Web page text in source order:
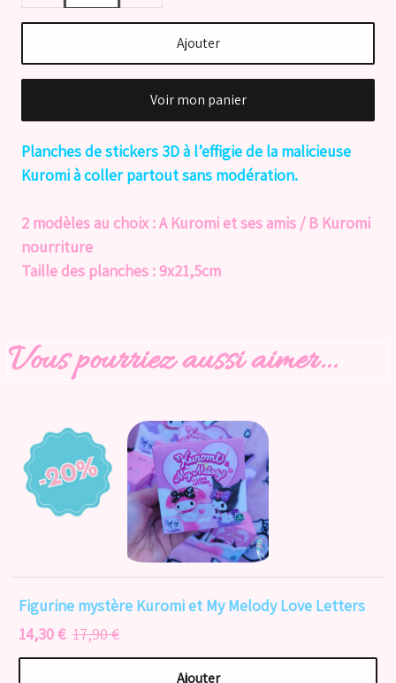
Ajouter
Voir mon panier
Planches de stickers 3D à l’effigie de la malicieuse
Kuromi à coller partout sans modération.
2 modèles au choix : A Kuromi et ses amis / B Kuromi
nourriture
Taille des planches : 9x21,5cm
Vous pourriez aussi aimer...
Figurine mystère Kuromi et My Melody Love Letters
14,30 € 17,90 €
Ajouter